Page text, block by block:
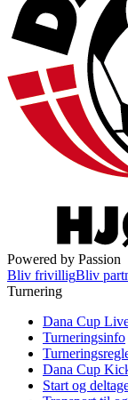
Powered by Passion
Bliv frivilligBliv
Turnering
Dana Cup
Turneringsinfo
Dana Cup
Start og